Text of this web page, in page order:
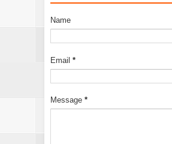
Name
Email *
Message *